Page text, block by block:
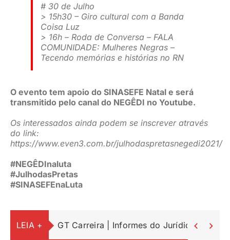
# 30 de Julho
> 15h30 – Giro cultural com a Banda
Coisa Luz
> 16h – Roda de Conversa – FALA
COMUNIDADE: Mulheres Negras –
Tecendo memórias e histórias no RN
O evento tem apoio do SINASEFE Natal e será
transmitido pelo canal do NEGÊDI no Youtube.
Os interessados ainda podem se inscrever através
do link:
https://www.even3.com.br/julhodaspretasnegedi2021/
#NEGÊDInaluta
#JulhodasPretas
#SINASEFEnaLuta
LEIA + GT Carreira | Informes do Jurídico 